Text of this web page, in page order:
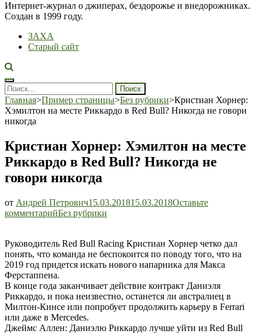
Интернет-журнал о джиперах, бездорожье и внедорожниках.
Создан в 1999 году.
ЗАХА
Старый сайт
Найти:
Главная>Пример страницы>Без рубрики>Кристиан Хорнер:
Хэмилтон на месте Риккардо в Red Bull? Никогда не говори
никогда
Кристиан Хорнер: Хэмилтон на месте
Риккардо в Red Bull? Никогда не
говори никогда
от Андрей Петрович15.03.201815.03.2018Оставьте
комментарийКристиан
на
месте
Риккардо
в
Red
Bull?
Никогда
не
говори
Без рубрики
Руководитель Red Bull Racing Кристиан Хорнер четко дал
понять, что команда не беспокоится по поводу того, что на
2019 год придется искать нового напарника для Макса
Ферстаппена.
В конце года заканчивает действие контракт Даниэля
Риккардо, и пока неизвестно, останется ли австралиец в
Милтон-Кинсе или попробует продолжить карьеру в Ferrari
или даже в Mercedes.
Джеймс Аллен: Даниэлю Риккардо лучше уйти из Red Bull